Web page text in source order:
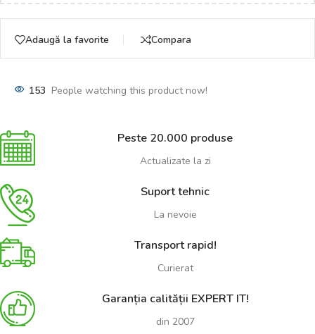
Adaugă la favorite Compara
153 People watching this product now!
Peste 20.000 produse
Actualizate la zi
Suport tehnic
La nevoie
Transport rapid!
Curierat
Garanția calității EXPERT IT!
din 2007